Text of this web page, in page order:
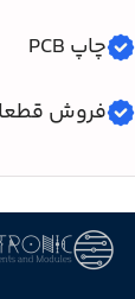
چاپ PCB
فروش